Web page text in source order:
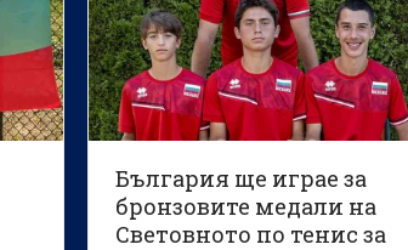
България ще играе за
бронзовите медали на
Световното по тенис за